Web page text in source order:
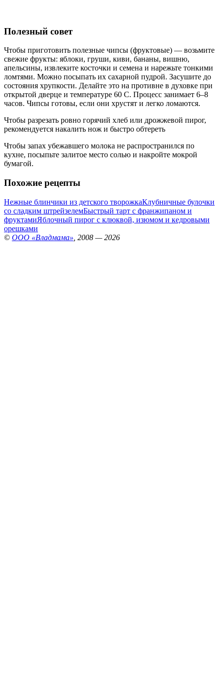
Полезный совет
Чтобы приготовить полезные чипсы (фруктовые) — возьмите
свежие фрукты: яблоки, груши, киви, бананы, вишню,
апельсины, извлеките косточки и семена и нарежьте тонкими
ломтями. Можно посыпать их сахарной пудрой. Засушите до
состояния хрупкости. Делайте это на противне в духовке при
открытой дверце и температуре 60 С. Процесс занимает 6–8
часов. Чипсы готовы, если они хрустят и легко ломаются.
Чтобы разрезать ровно горячий хлеб или дрожжевой пирог,
рекомендуется накалить нож и быстро обтереть
Чтобы запах убежавшего молока не распространился по
кухне, посыпьте залитое место солью и накройте мокрой
бумагой.
Похожие рецепты
Нежные блинчики из детского творожкаКлубничные булочки
со сладким штрейзелемБыстрый тарт с франжипаном и
фруктамиЯблочный пирог с клюквой, изюмом и кедровыми
орешками
© ООО «Владмама» , 2008 — 2026